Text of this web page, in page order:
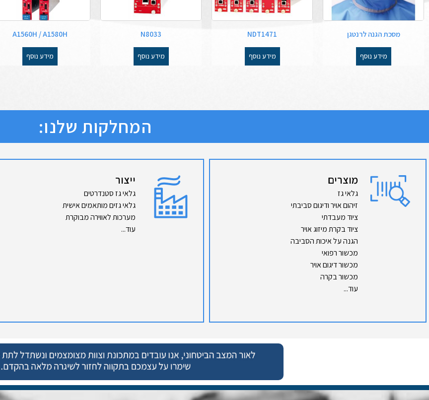
מסכת הגנה לרנטגן
מידע נוסף
NDT1471
מידע נוסף
N8033
מידע נוסף
A1560H / A1580H
מידע נוסף
המחלקות שלנו:
מוצרים
גלאי גז
זיהום אויר ודיגום סביבתי
ציוד מעבדתי
ציוד בקרת מיזוג אויר
הגנה על איכות הסביבה
מכשור רפואי
מכשור דיגום אויר
מכשור בקרה
עוד...
ייצור
גלאי גז סטנדרטים
גלאי גזים מותאמים אישית
מערכות לאווירה מבוקרת
עוד...